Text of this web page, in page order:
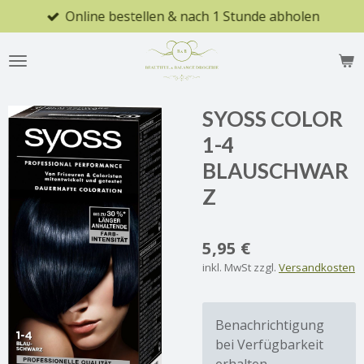
Hauptinhalt
springen
Online bestellen & nach 1 Stunde abholen
SYOSS COLOR
1-4
BLAUSCHWAR
Z
5,95 €
inkl. MwSt zzgl. Versandkosten
Benachrichtigung
bei Verfügbarkeit